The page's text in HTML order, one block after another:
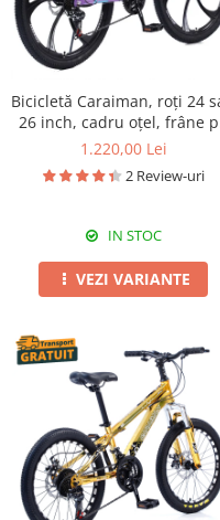
Bicicletă Caraiman, roți 24
26 inch, cadru oțel, frâne
disc, mov
1.220,00 Lei
2 Review-uri
IN STOC
VEZI VARIANTE